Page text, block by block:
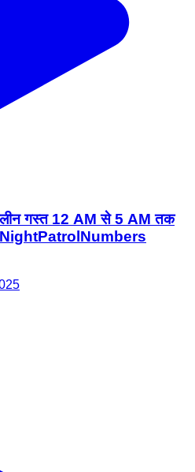
गस्त 12 AM से 5 AM तक